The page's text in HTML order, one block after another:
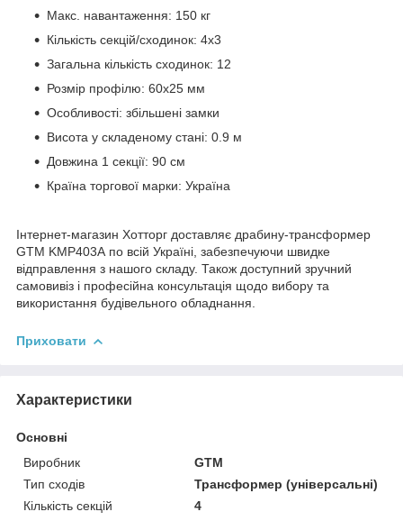
Макс. навантаження: 150 кг
Кількість секцій/сходинок: 4х3
Загальна кількість сходинок: 12
Розмір профілю: 60х25 мм
Особливості: збільшені замки
Висота у складеному стані: 0.9 м
Довжина 1 секції: 90 см
Країна торгової марки: Україна
Інтернет-магазин Хотторг доставляє драбину-трансформер
GTM KMP403A по всій Україні, забезпечуючи швидке
відправлення з нашого складу. Також доступний зручний
самовивіз і професійна консультація щодо вибору та
використання будівельного обладнання.
Приховати
Характеристики
Основні
Виробник
GTM
Тип сходів
Трансформер (універсальні)
Кількість секцій
4